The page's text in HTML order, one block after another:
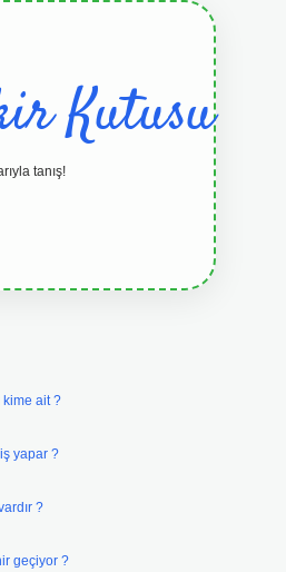
Kutusu
tanış!
kime ait ?
yapar ?
?
geçiyor ?